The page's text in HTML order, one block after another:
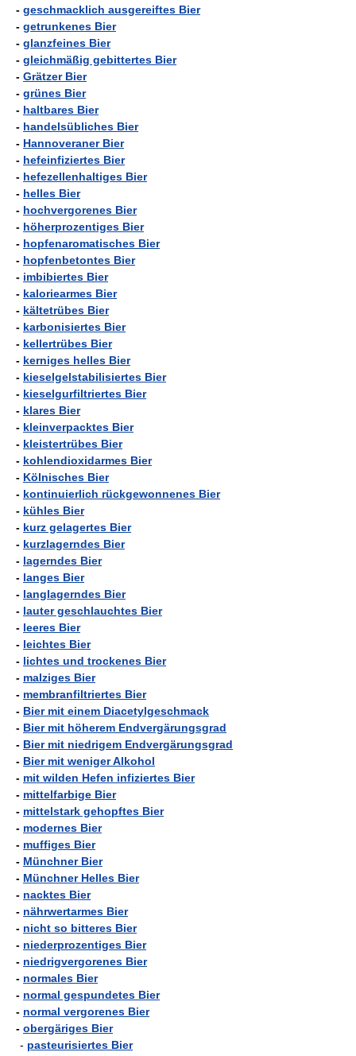
- geschmacklich ausgereiftes Bier
- getrunkenes Bier
- glanzfeines Bier
- gleichmäßig gebittertes Bier
- Grätzer Bier
- grünes Bier
- haltbares Bier
- handelsübliches Bier
- Hannoveraner Bier
- hefeinfiziertes Bier
- hefezellenhaltiges Bier
- helles Bier
- hochvergorenes Bier
- höherprozentiges Bier
- hopfenaromatisches Bier
- hopfenbetontes Bier
- imbibiertes Bier
- kaloriearmes Bier
- kältetrübes Bier
- karbonisiertes Bier
- kellertrübes Bier
- kerniges helles Bier
- kieselgelstabilisiertes Bier
- kieselgurfiltriertes Bier
- klares Bier
- kleinverpacktes Bier
- kleistertrübes Bier
- kohlendioxidarmes Bier
- Kölnisches Bier
- kontinuierlich rückgewonnenes Bier
- kühles Bier
- kurz gelagertes Bier
- kurzlagerndes Bier
- lagerndes Bier
- langes Bier
- langlagerndes Bier
- lauter geschlauchtes Bier
- leeres Bier
- leichtes Bier
- lichtes und trockenes Bier
- malziges Bier
- membranfiltriertes Bier
- Bier mit einem Diacetylgeschmack
- Bier mit höherem Endvergärungsgrad
- Bier mit niedrigem Endvergärungsgrad
- Bier mit weniger Alkohol
- mit wilden Hefen infiziertes Bier
- mittelfarbige Bier
- mittelstark gehopftes Bier
- modernes Bier
- muffiges Bier
- Münchner Bier
- Münchner Helles Bier
- nacktes Bier
- nährwertarmes Bier
- nicht so bitteres Bier
- niederprozentiges Bier
- niedrigvergorenes Bier
- normales Bier
- normal gespundetes Bier
- normal vergorenes Bier
- obergäriges Bier
- pasteurisiertes Bier